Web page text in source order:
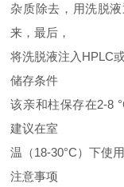
杂质除去，用洗脱
来，最后，
将洗脱液注入 HPLC
储存条件
该亲和柱保存在2-8
建议在室
温（18-30°C）下使用
注意事项